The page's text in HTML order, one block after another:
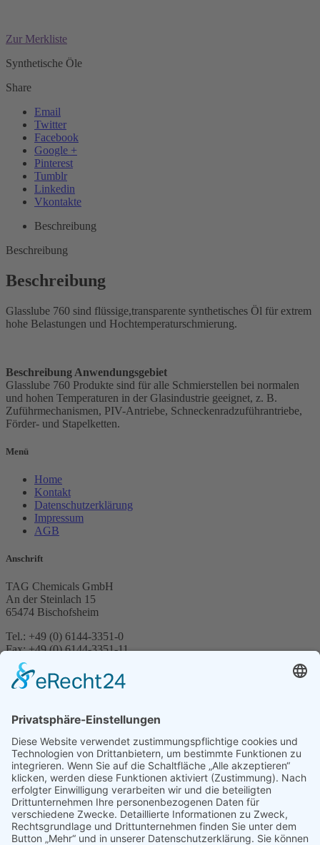
Zur Merkliste
Synthetische Öle
Share
Email
Twitter
Facebook
Google +
Pinterest
Tumblr
Linkedin
Vkontakte
Beschreibung
Beschreibung
Beschreibung
Glasslube 760 sind flüssige,transparente synthetisches Öl für extrem
hohe Belastungen und Hochtemperaturschmierung.
Beschreibung Anwendungsgebiet
Glasslube 760 Produkte sind für alle Schmierstellen bei normalen
und hohen Temperaturen in der Glasindustrie geeignet, z. B.
Zuführmechanismen, PIV-Antriebe, Schneckenradzuführantriebe,
Förder- und Stapelketten.
Menü
Home
Kontakt
Datenschutzerklärung
Impressum
AGB
Anschrift
TAG Chemicals GmbH
An der Steinlach 15
65474 Bischofsheim
Tel.: +49 (0) 6144-3351-0
Fax: +49 (0) 6144-3351-11
E-Mail: info@tag-chemicals.com
Suche
© 2024 TAG Chemicals GmbH | Alle Rechte vorbehalten
Cart